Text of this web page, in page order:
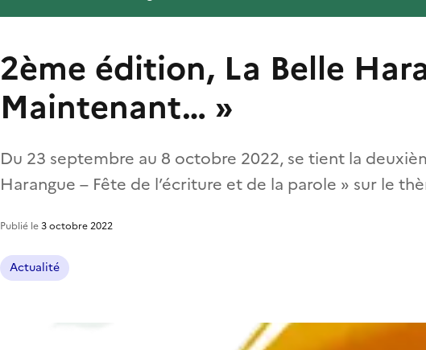
2ème édition, La Belle
Maintenant… »
Du 23 septembre au 8 octobre 2022, se tient la
Harangue – Fête de l’écriture et de la parole » sur le
Publié le3 octobre 2022
Actualité